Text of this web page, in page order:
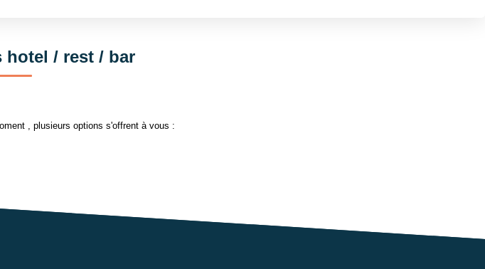
hotel / rest / bar
, plusieurs options s'offrent à vous :